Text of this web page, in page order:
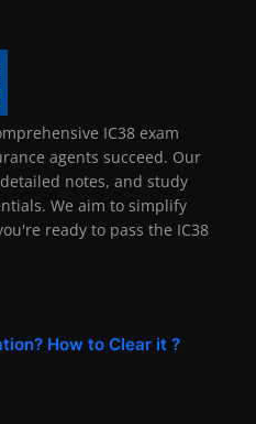
IC38 exam
agents succeed. Our
notes, and study
We aim to simplify
ready to pass the IC38
How to Clear it ?